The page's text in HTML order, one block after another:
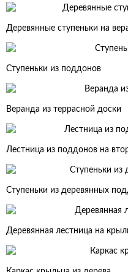
Деревянные ступеньки на
Ступеньки из поддонов
Веранда из террасной доски
Лестница из поддонов на
Ступеньки из деревянных
Деревянная лестница на